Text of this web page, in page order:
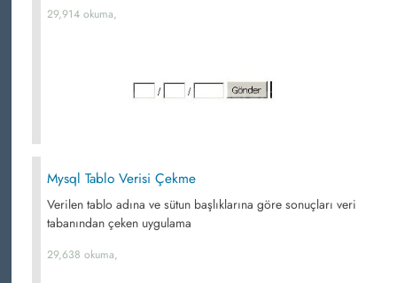
29,914 okuma,
Mysql Tablo Verisi Çekme
Verilen tablo adına ve sütun başlıklarına göre sonuçları veri
tabanından çeken uygulama
29,638 okuma,